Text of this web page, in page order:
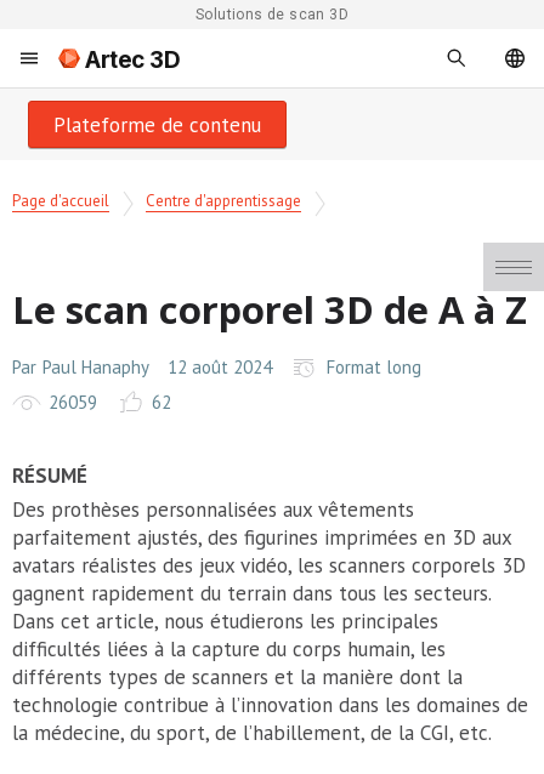
Solutions de scan 3D
Artec 3D
Plateforme de contenu
Page d'accueil Centre d'apprentissage
Le scan corporel 3D de A à Z
Par Paul Hanaphy 12 août 2024
Format long
26059
62
RÉSUMÉ
Des prothèses personnalisées aux vêtements
parfaitement ajustés, des figurines imprimées en 3D aux
avatars réalistes des jeux vidéo, les scanners corporels 3D
gagnent rapidement du terrain dans tous les secteurs.
Dans cet article, nous étudierons les principales
difficultés liées à la capture du corps humain, les
différents types de scanners et la manière dont la
technologie contribue à l’innovation dans les domaines de
la médecine, du sport, de l’habillement, de la CGI, etc.